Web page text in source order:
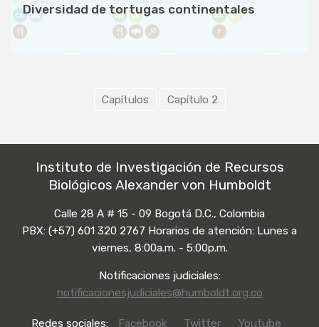
Diversidad de tortugas continentales
Capítulos Capítulo 2
Instituto de Investigación de Recursos
Biológicos Alexander von Humboldt
Calle 28 A # 15 - 09 Bogotá D.C., Colombia
PBX: (+57) 601 320 2767 Horarios de atención: Lunes a
viernes, 8:00a.m. - 5:00p.m.
Notificaciones judiciales:
notificacionesjudiciales@humboldt.org.co
Redes sociales: Facebook Twitter Youtube